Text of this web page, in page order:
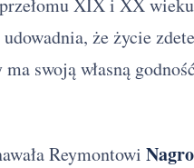
że życie
swoją własną
Reymontowi